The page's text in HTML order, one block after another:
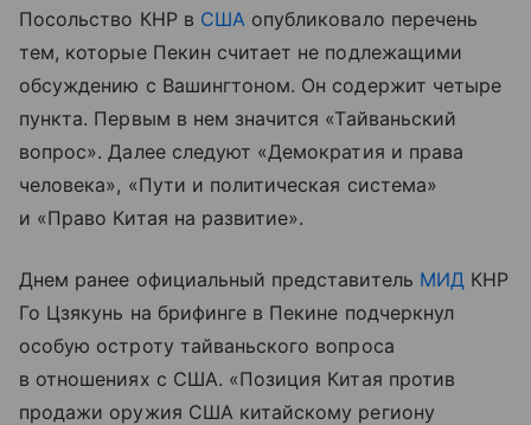
Посольство КНР в США опубликовало перечень
тем, которые Пекин считает не подлежащими
обсуждению с Вашингтоном. Он содержит четыре
пункта. Первым в нем значится «Тайваньский
вопрос». Далее следуют «Демократия и права
человека», «Пути и политическая система»
и «Право Китая на развитие».
Днем ранее официальный представитель МИД КНР
Го Цзякунь на брифинге в Пекине подчеркнул
особую остроту тайваньского вопроса
в отношениях с США. «Позиция Китая против
продажи оружия США китайскому региону